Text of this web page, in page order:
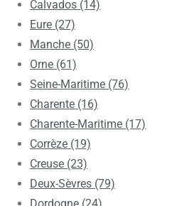
Calvados (14)
Eure (27)
Manche (50)
Orne (61)
Seine-Maritime (76)
Charente (16)
Charente-Maritime (17)
Corrèze (19)
Creuse (23)
Deux-Sèvres (79)